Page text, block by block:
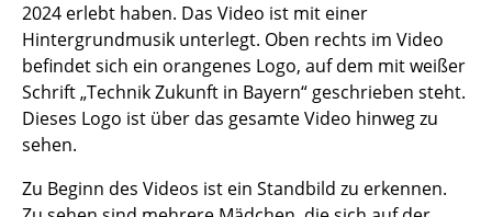
2024 erlebt haben. Das Video ist mit einer
Hintergrundmusik unterlegt. Oben rechts im Video
befindet sich ein orangenes Logo, auf dem mit weißer
Schrift „Technik Zukunft in Bayern“ geschrieben steht.
Dieses Logo ist über das gesamte Video hinweg zu
sehen.
Zu Beginn des Videos ist ein Standbild zu erkennen.